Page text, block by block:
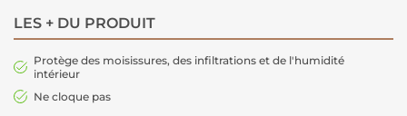
LES + DU PRODUIT
Protège des moisissures, des infiltrations et de l'humidité
intérieur
Ne cloque pas